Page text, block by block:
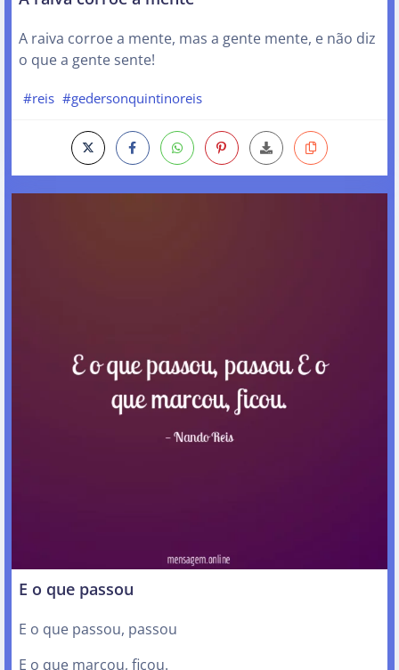
A raiva corroe a mente, mas a gente mente, e não diz
o que a gente sente!
#reis #gedersonquintinoreis
E o que passou
E o que passou, passou
E o que marcou, ficou.